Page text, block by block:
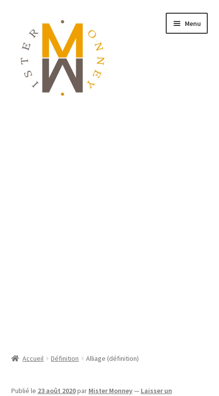
Menu
Accueil Définition Alliage (définition)
Publié le 23 août 2020par Mister Monney— Laisser un